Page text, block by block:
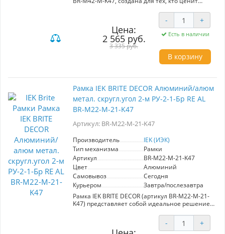
изделиях. Изготовленная из алюминиевого
металла, она отличается прочностью и
современным дизайном, что делает ее
идеальным выбором для обустройства как
жилых, так и коммерческих пространств.
Серия "BRITE" предлагает премиум-материалы
и разнообразие цветовой палитры, позволяя
интерьерные решения, соблюдая стиль и
гармонию. Рамка легко впишется в любой
проект, подчеркивая изысканность и качество.
IEK (ИЭК) гарантирует долговечность и
высокую эксплуатационную надежность, что
делает данное изделие отличным выбором
для потребителей, стремящихся к
современным и удобным решениям в
электрификации.
Цена:
2 565 руб.
3 335 руб.
- +
Есть в наличии
В корзину
Рамка IEK BRITE DECOR Алюминий/алюм
метал. скругл.угол 2-м РУ-2-1-Бр RE AL
BR-M22-M-21-K47
Артикул: BR-M22-M-21-K47
Производитель
IEK (ИЭК)
Тип механизма
Рамки
Артикул
BR-M22-M-21-K47
Цвет
Алюминий
Самовывоз
Сегодня
Курьером
Завтра/послезавтра
Рамка IEK BRITE DECOR (артикул BR-M22-M-21-
K47) представляет собой идеальное решение
электроустановочных изделий. Выполненная
из премиум-материалов, эта алюминиевая
- +